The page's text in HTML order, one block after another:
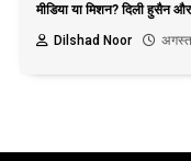
मीडिया या मिशन? दिली हुसैन
Dilshad Noor